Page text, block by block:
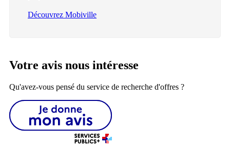
Découvrez Mobiville
Votre avis nous intéresse
Qu'avez-vous pensé du service de recherche d'offres ?